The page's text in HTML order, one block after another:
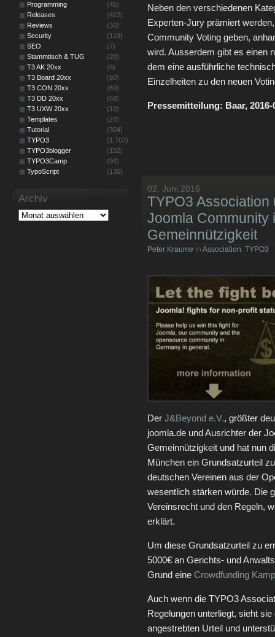
Neben den verschiedenen
Experten-Jury prämiert
Community Voting geben,
wird. Ausserdem gibt es einen
dem eine ausführliche
Einzelheiten zu den neuen
Pressemitteilung: Baar,
02. Juni 2016
TYPO3
Joomla Community
Gemeinnützigkeit
Peter Kraume in Association, TYPO3
Der J&Beyond e.V., größter
joomla.de und Ausrichter der
Gemeinnützigkeit und hat nun
München ein Grundsatzurteil
deutschen Vereinen aus der
wesentlich stärken würde. Die
Vereinsrecht und den Regeln,
erklärt.
Um diese Grundsatzurteil zu
5000€ an Gerichts- und
Grund eine Crowdfunding
Auch wenn die TYPO3
Regelungen unterliegt, sieht
angestrebten Urteil und
Programming
(45)
Releases
(422)
Reviews
(30)
Security
(119)
SEO
(7)
Stammtisch & TUG
(20)
T3 AK 20xx
(6)
T3 Board 20xx
(60)
T3 CON 20xx
(69)
T3 DD 20xx
(68)
T3 UXW 20xx
(10)
Templates
(24)
Tutorial
(304)
TYPO3
(1.702)
TYPO3blogger
(152)
TYPO3Camp
(94)
TypoScript
(130)
Archiv